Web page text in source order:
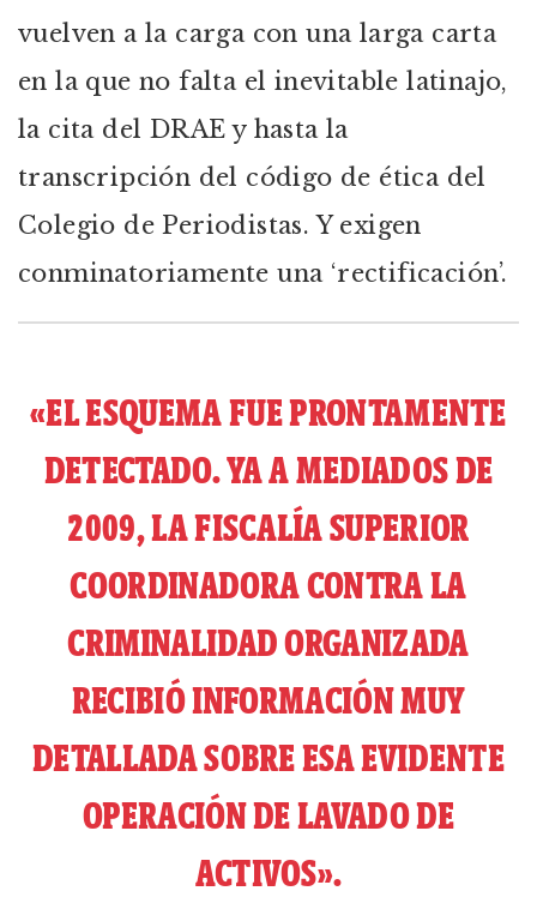
vuelven a la carga con una larga carta
en la que no falta el inevitable latinajo,
la cita del DRAE y hasta la
transcripción del código de ética del
Colegio de Periodistas. Y exigen
conminatoriamente una ‘rectificación’.
«EL ESQUEMA FUE PRONTAMENTE
DETECTADO. YA A MEDIADOS DE
2009, LA FISCALÍA SUPERIOR
COORDINADORA CONTRA LA
CRIMINALIDAD ORGANIZADA
RECIBIÓ INFORMACIÓN MUY
DETALLADA SOBRE ESA EVIDENTE
OPERACIÓN DE LAVADO DE
ACTIVOS».